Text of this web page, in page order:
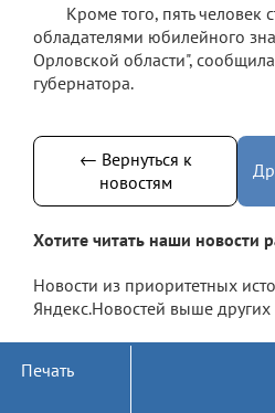
Кроме того, пять человек
обладателями юбилейного
Орловской области",
губернатора.
← Вернуться к
новостям
Хотите читать наши новости
Новости из приоритетных
Яндекс.Новостей выше других
Печать